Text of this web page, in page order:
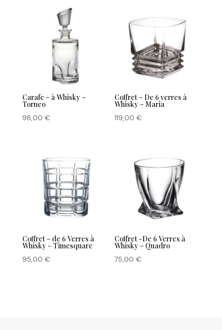
Carafe – à Whisky –
Torneo
98,00 €
Coffret – De 6 verres à
Whisky – Maria
119,00€
Coffret – de 6 Verres à
Whisky – Timesquare
95,00 €
Coffret -De 6 Verres à
Whisky – Quadro
75,00€